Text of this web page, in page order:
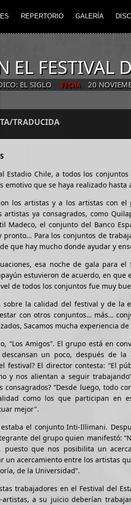
REPERTORIO GALERÍA
EL FESTIVAL
EL SIGLO FECHA 20
TRADUCIDA
Estadio Chile, a todos los
emotivo que se haya realizado hasta
los artistas y a los artistas con el
ya consagrados, como
Madeco, el conjunto del Banco
Para los conjuntos de
que hay mucho donde ayudar y
esa noche de gala para el
estuvieron de acuerdo, en que
de todos los conjuntos fue muy
la calidad del festival y de la
con otros conjuntos… más…
Sacamos mucha experiencia
Amigos”. El grupo está en
un poco, después de la
festival? El director contesta: “El
y nos alientan a seguir
“Desde luego, todo
como los que participan en
mejor".
el conjunto Inti-Illimani.
del grupo quien manifestó:
que nos posibilita un
un acercamiento entre los artistas
de la Universidad”.
trabajadores en el Festival del
a su juicio deberían